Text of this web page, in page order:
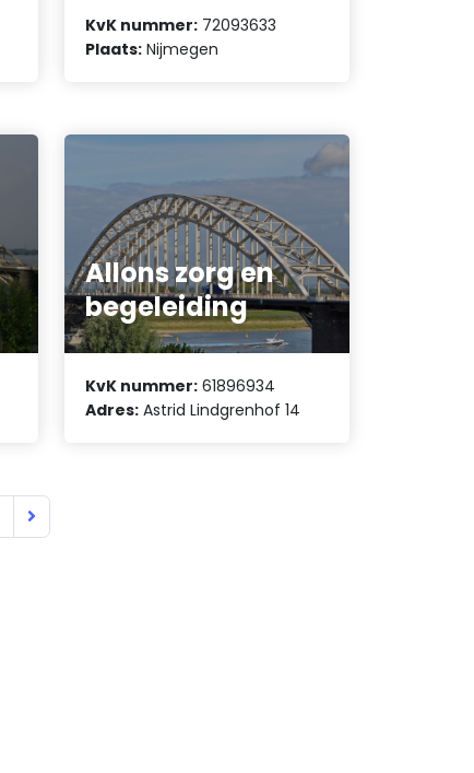
KvK nummer: 72093633
Plaats: Nijmegen
Allons zorg en
begeleiding
KvK nummer: 61896934
Adres: Astrid Lindgrenhof 14